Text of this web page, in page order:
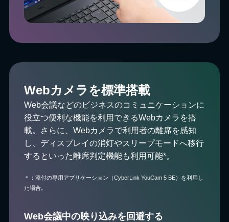
Webカメラを標準搭載
Web会議などのビジネスのコミュニケーションに
役立つ便利な機能を利用できるWebカメラを搭
載。さらに、Webカメラで利用者の離席を感知
し、ディスプレイの消灯やスリープモードへ移行
するといった離席判定機能も利用可能*。
＊：添付の専用アプリケーション（CyberLink YouCam 5 BE）を利用し
た場合。
Web会議中の映り込みを回避する